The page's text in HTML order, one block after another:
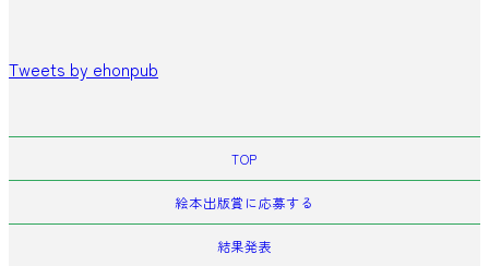
Tweets by ehonpub
TOP
絵本出版賞に応募する
結果発表